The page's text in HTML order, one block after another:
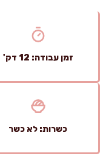
זמן עבודה: 12 דק'
כשרות: לא כשר